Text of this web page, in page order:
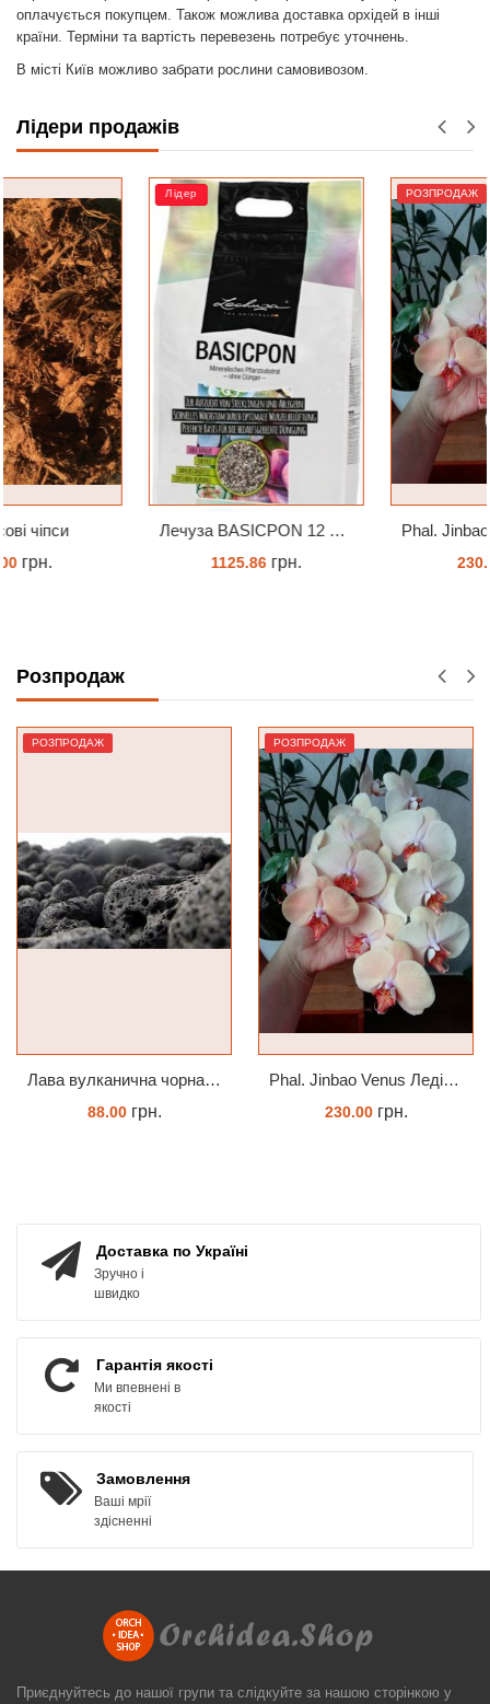
оплачується покупцем. Також можлива доставка орхідей в інші
країни. Терміни та вартість перевезень потребує уточнень.
В місті Київ можливо забрати рослини самовивозом.
Лідери продажів
Лечуза BASICPON 12 літрів
РОЗПРОДАЖ
Phal. Jinbao Venus Леді Мармелад 1.7 (торфстакан)
Розпродаж
РОЗПРОДАЖ
Лава вулканична чорна 10-25 мм 1 л
88.00грн.
РОЗПРОДАЖ
Phal. Jinbao Venus Леді Мармелад 1.7 (торфстакан)
230.00грн.
Доставка по Україні
Зручно і
швидко
Гарантія якості
Ми впевнені в
якості
Замовлення
Ваші мрії
здісненні
Приєднуйтесь до нашої групи та слідкуйте за нашою сторінкою у